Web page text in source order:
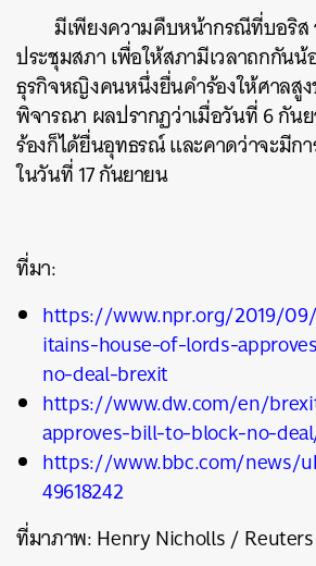
มีเพียงความคืบหน้ากรณีที่บอริส
ประชุมสภา เพื่อให้สภามีเวลาถกกัน
ธุรกิจหญิงคนหนึ่งยื่นคำร้องให้ศาลสู
พิจารณา ผลปรากฏว่าเมื่อวันที่ 6 กั
ร้องก็ได้ยื่นอุทธรณ์ และคาดว่าจะมีก
ในวันที่ 17 กันยายน
ที่มา:
https://www.npr.org/2019/
itains-house-of-lords-
no-deal-brexit
https://www.dw.com/en/
approves-bill-to-block-no-
https://www.bbc.com/news/
49618242
ที่มาภาพ: Henry Nicholls / Reuters
ค้นหา
SHARE TWEET LINE